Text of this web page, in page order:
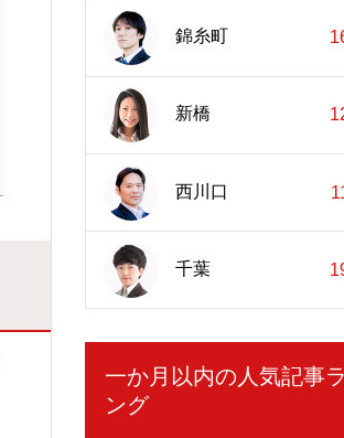
錦糸町
新橋
西川口
千葉
一か月以内の人気記事
ング